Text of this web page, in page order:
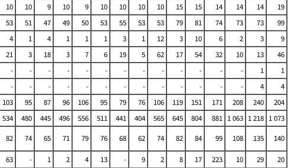
10 10 9 10 9 10 10 10 10 15 15 14 14 14
19
53 51 47 49 50 53 55 53 53 79 81 74 73 73
99
4 1 4 1 1 1 3 1 12 3 10 6 2 3
9
21 3 18 3 7 6 19 5 62 17 54 32 10 13
46
- - - - - - - - - - - - - 1
1
- - - - - - - - - - - - - 4
4
103 95 87 96 106 95 79 76 106 119 151 171 208 240
204
534 480 445 496 556 511 441 404 565 645 804 881 1 063 1 218 1 073
82 74 65 71 79 76 68 62 74 82 84 99 108 135
140
63 - 1 2 4 13 - 9 2 8 17 223 10 29 20